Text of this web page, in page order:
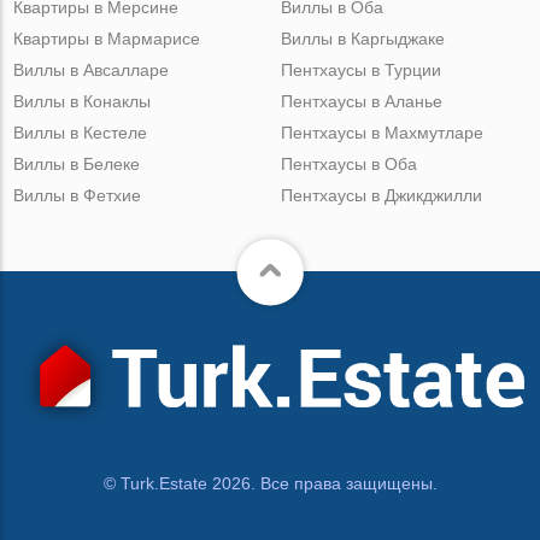
Квартиры в Мерсине
Квартиры в Мармарисе
Виллы в Оба
Виллы в Каргыджаке
Виллы в Авсалларе
Виллы в Конаклы
Виллы в Кестеле
Виллы в Белеке
Виллы в Фетхие
Пентхаусы в Турции
Пентхаусы в Аланье
Пентхаусы в Махмутларе
Пентхаусы в Оба
Пентхаусы в Джикджилли
© Turk.Estate 2026. Все права защищены.